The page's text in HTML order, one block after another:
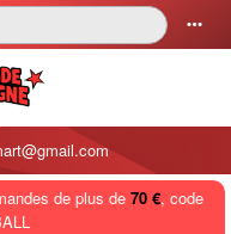
󰄒
de plus de 70 €, code